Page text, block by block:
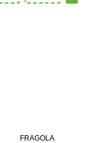
FRAGOLA